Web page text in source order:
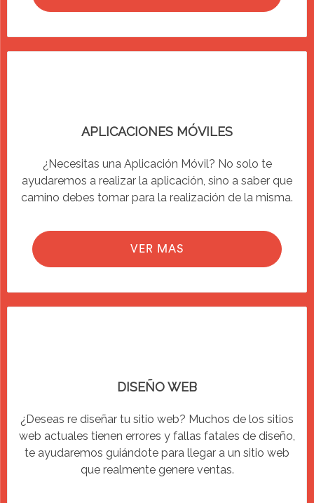
APLICACIONES MÓVILES
¿Necesitas una Aplicación Móvil? No solo te
ayudaremos a realizar la aplicación, sino a saber que
camino debes tomar para la realización de la misma.
VER MAS
DISEÑO WEB
¿Deseas re diseñar tu sitio web? Muchos de los sitios
web actuales tienen errores y fallas fatales de diseño,
te ayudaremos guiándote para llegar a un sitio web
que realmente genere ventas.